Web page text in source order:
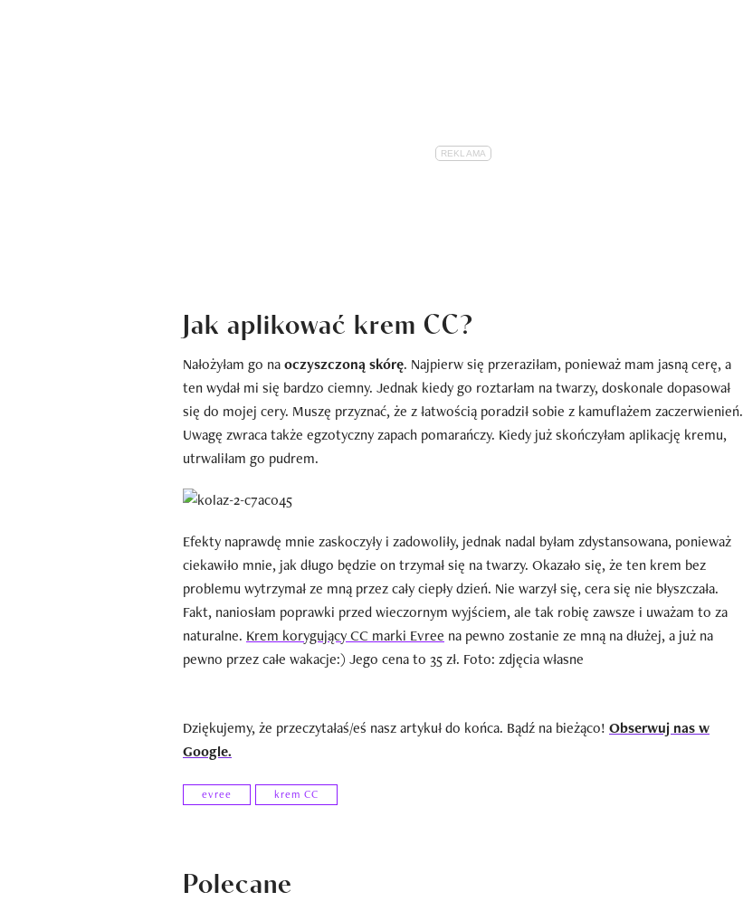
Jak aplikować krem CC?
Nałożyłam go naoczyszczoną skórę. Najpierw się przeraziłam, ponieważ mam jasną cerę, a
ten wydał mi się bardzo ciemny. Jednak kiedy go roztarłam na twarzy, doskonale dopasował
się do mojej cery. Muszę przyznać, że z łatwością poradził sobie z kamuflażem zaczerwienień.
Uwagę zwraca także egzotyczny zapach pomarańczy. Kiedy już skończyłam aplikację kremu,
utrwaliłam go pudrem.
Efekty naprawdę mnie zaskoczyły i zadowoliły, jednak nadal byłam zdystansowana, ponieważ
ciekawiło mnie, jak długo będzie on trzymał się na twarzy. Okazało się, że ten krem bez
problemu wytrzymał ze mną przez cały ciepły dzień. Nie warzył się, cera się nie błyszczała.
Fakt, naniosłam poprawki przed wieczornym wyjściem, ale tak robię zawsze i uważam to za
naturalne. Krem korygujący CC marki Evree na pewno zostanie ze mną na dłużej, a już na
pewno przez całe wakacje:) Jego cena to 35 zł. Foto: zdjęcia własne
Dziękujemy, że przeczytałaś/eś nasz artykuł do końca. Bądź na bieżąco! Obserwuj nas w
Google.
evree krem CC
Polecane